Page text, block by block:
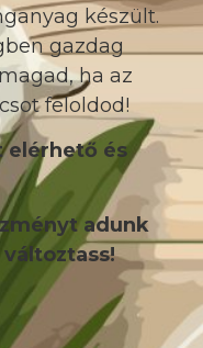
készült.
gazdag
ha az
feloldod!
elérhető és
adunk